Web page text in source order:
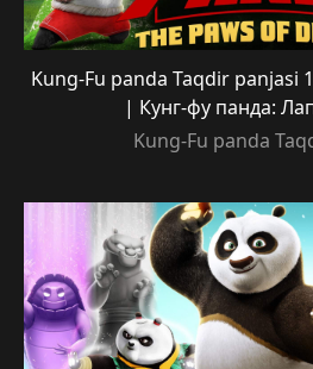
Kung-Fu panda Taqdir panjasi
| Кунг-фу панда:
Kung-Fu panda